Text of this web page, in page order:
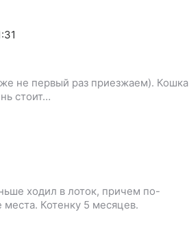
не первый раз приезжаем). Кошка
стоит…
ходил в лоток, причем по-
Котенку 5 месяцев.